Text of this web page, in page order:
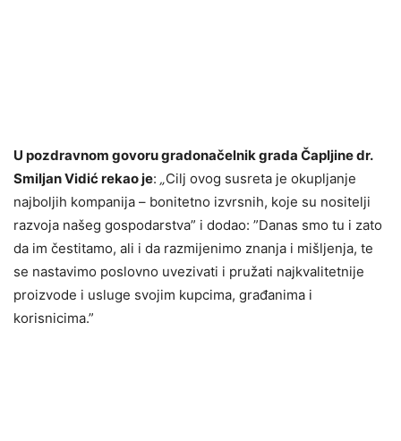
U pozdravnom govoru gradonačelnik grada Čapljine dr.
Smiljan Vidić rekao je: „Cilj ovog susreta je okupljanje
najboljih kompanija – bonitetno izvrsnih, koje su nositelji
razvoja našeg gospodarstva” i dodao: ”Danas smo tu i zato
da im čestitamo, ali i da razmijenimo znanja i mišljenja, te
se nastavimo poslovno uvezivati i pružati najkvalitetnije
proizvode i usluge svojim kupcima, građanima i
korisnicima.”